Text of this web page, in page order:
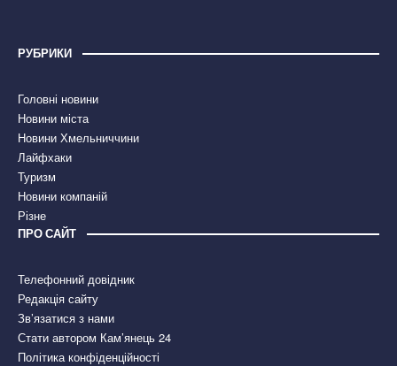
РУБРИКИ
Головні новини
Новини міста
Новини Хмельниччини
Лайфхаки
Туризм
Новини компаній
Різне
ПРО САЙТ
Телефонний довідник
Редакція сайту
Зв’язатися з нами
Стати автором Кам’янець 24
Політика конфіденційності